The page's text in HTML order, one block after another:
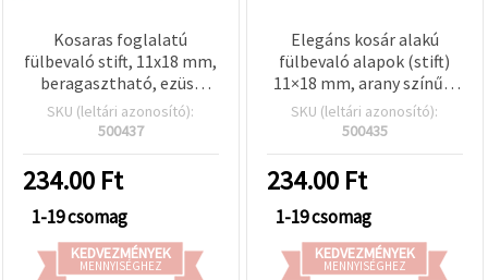
Kosaras foglalatú
fülbevaló stift, 11x18 mm,
beragasztható, ezüst
színű – 10 db
SKU (leltári azonosító):
500437
234.00 Ft
1-19 csomag
KEDVEZMÉNYEK
MENNYISÉGHEZ
Elegáns kosár alakú
fülbevaló alapok (stift)
11×18 mm, arany színű –
10 db, kreatív hobbi
ékszerkészítéshez
SKU (leltári azonosító):
500435
234.00 Ft
1-19 csomag
KEDVEZMÉNYEK
MENNYISÉGHEZ